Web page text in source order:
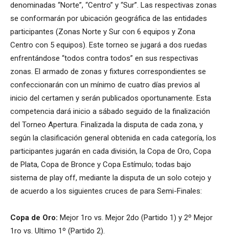
denominadas “Norte”, “Centro” y “Sur”. Las respectivas zonas
se conformarán por ubicación geográfica de las entidades
participantes (Zonas Norte y Sur con 6 equipos y Zona
Centro con 5 equipos). Este torneo se jugará a dos ruedas
enfrentándose “todos contra todos” en sus respectivas
zonas. El armado de zonas y fixtures correspondientes se
confeccionarán con un mínimo de cuatro días previos al
inicio del certamen y serán publicados oportunamente. Esta
competencia dará inicio a sábado seguido de la finalización
del Torneo Apertura. Finalizada la disputa de cada zona, y
según la clasificación general obtenida en cada categoría, los
participantes jugarán en cada división, la Copa de Oro, Copa
de Plata, Copa de Bronce y Copa Estímulo; todas bajo
sistema de play off, mediante la disputa de un solo cotejo y
de acuerdo a los siguientes cruces de para Semi-Finales:
Copa de Oro: Mejor 1ro vs. Mejor 2do (Partido 1) y 2º Mejor
1ro vs. Ultimo 1º (Partido 2).